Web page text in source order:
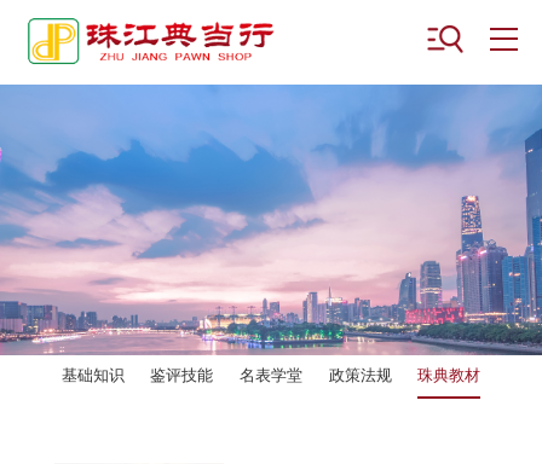
基础知识 鉴评技能 名表学堂 政策法规 珠典教材